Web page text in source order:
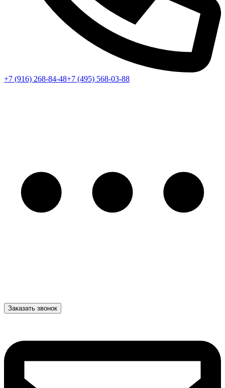
+7 (916) 268-84-48+7 (495) 568-03-88
Заказать звонок